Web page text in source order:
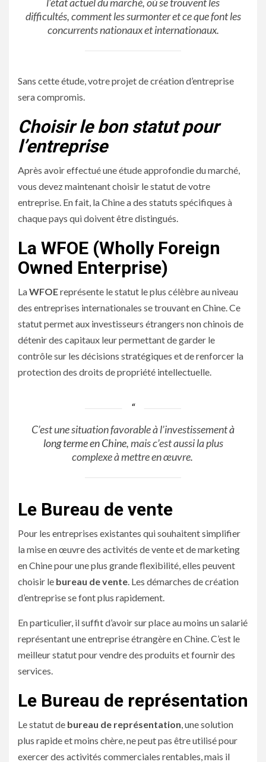
difficultés, comment les surmonter et ce que font les
concurrents nationaux et internationaux.
Sans cette étude, votre projet de création d’entreprise
sera compromis.
Choisir le bon statut pour
l’entreprise
Après avoir effectué une étude approfondie du marché,
vous devez maintenant choisir le statut de votre
entreprise. En fait, la Chine a des statuts spécifiques à
chaque pays qui doivent être distingués.
La WFOE (Wholly Foreign
Owned Enterprise)
LaWFOEreprésente le statut le plus célèbre au niveau
des entreprises internationales se trouvant en Chine. Ce
statut permet aux investisseurs étrangers non chinois de
détenir des capitaux leur permettant de garder le
contrôle sur les décisions stratégiques et de renforcer la
protection des droits de propriété intellectuelle.
C’est une situation favorable à l’investissementà
long terme en Chine, mais c’est aussi la plus
complexe à mettre en œuvre.
Le Bureau de vente
Pour les entreprises existantes qui souhaitent simplifier
la mise en œuvre des activités de vente et de marketing
en Chine pour une plus grande flexibilité, elles peuvent
choisir le bureau de vente. Les démarches de création
d’entreprise se font plus rapidement.
En particulier, il suffit d’avoir sur place au moins un salarié
représentant une entreprise étrangère en Chine. C’est le
meilleur statut pour vendre des produits et fournir des
services.
Le Bureau de représentation
Le statut de bureau de représentation, une solution
plus rapide et moins chère, ne peut pas être utilisé pour
exercer des activités commerciales rentables, mais il